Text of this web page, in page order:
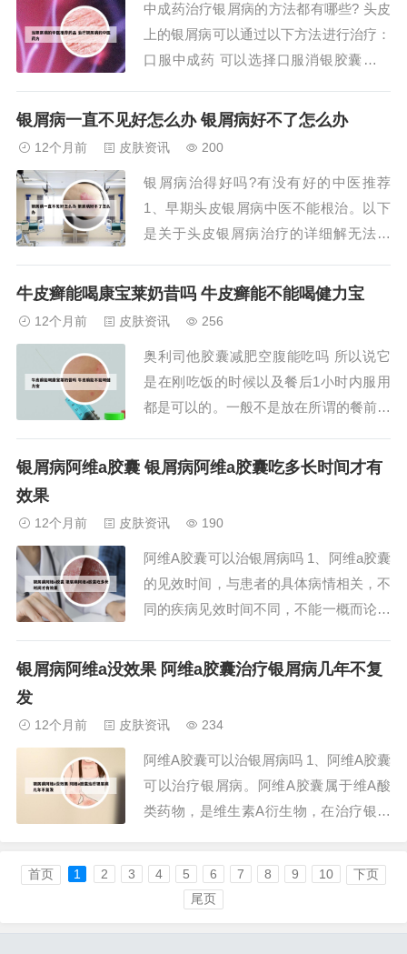
食或者食物中不含有脂肪，则可以省略该
餐的奥利司他...
中成药治疗银屑病的方法都有哪些? 头皮
上的银屑病可以通过以下方法进行治疗：
口服中成药 可以选择口服消银胶囊、消
药，这些药物具有清热解毒、活血化瘀等
口服药物：中成药：如消银胶囊、消银颗
粒、丹青胶囊...
银屑病一直不见好怎么办 银屑病好不了怎么办
12个月前 皮肤资讯 200
银屑病治得好吗?有没有好的中医推荐
1、早期头皮银屑病中医不能根治。以下
是关于头皮银屑病治疗的详细解无法根
屑病，目前没有一种方法能够完全根治。
联合西医的治疗，可以达到临床缓解或临
床治愈的状态。...
牛皮癣能喝康宝莱奶昔吗 牛皮癣能不能喝健力宝
12个月前 皮肤资讯 256
奥利司他胶囊减肥空腹能吃吗 所以说它
是在刚吃饭的时候以及餐后1小时内服用
都是可以的。一般不是放在所谓的餐前餐
很好的减肥效果，它能够直接阻断人体对
肪自然就会减少，达到减肥的目的。奥利
司他胶囊是一...
银屑病阿维a胶囊 银屑病阿维a胶囊吃多长时间才有
效果
12个月前 皮肤资讯 190
阿维A胶囊可以治银屑病吗 1、阿维a胶囊
的见效时间，与患者的具体病情相关，不
同的疾病见效时间不同，不能一概而论。
以治疗严重的角化性疾病，比如先天性鱼
上的时间，在发挥疗效的同时还要保证用
药的安全...
银屑病阿维a没效果 阿维a胶囊治疗银屑病几年不复
发
12个月前 皮肤资讯 234
阿维A胶囊可以治银屑病吗 1、阿维A胶囊
可以治疗银屑病。阿维A胶囊属于维A酸
类药物，是维生素A衍生物，在治疗银屑
殖、分化和形态：阿维A胶囊能有效调节
皮肤细胞的增殖、分化和形态，从而改善
银屑病患者的皮肤状况。2、阿维A胶囊
首页 1 2 3 4 5 6 7 8 9 10
下页
尾页